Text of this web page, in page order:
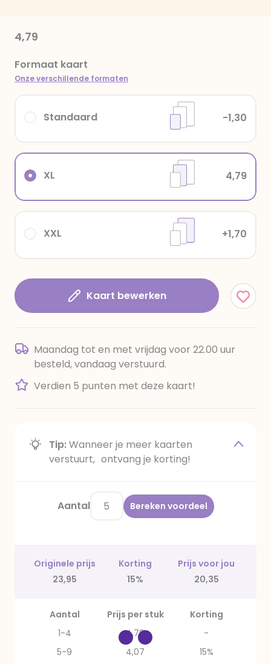
4,79
Formaat kaart
Onze verschillende formaten
XXL +1,70
XL 4,79
Standaard -1,30
Kaart bewerken
Maandag tot en met vrijdag voor 22.00 uur
besteld, vandaag verstuurd.
Verdien 5 punten met deze kaart!
Tip:Wanneer je meer kaarten
verstuurt, ontvang je korting!
Aantal Bereken voordeel
Originele prijs Korting
Prijs voor jou
23,95
15% 20,35
Aantal Prijs per stuk
Korting
1-4
4,79
-
5-9
4,07
15%